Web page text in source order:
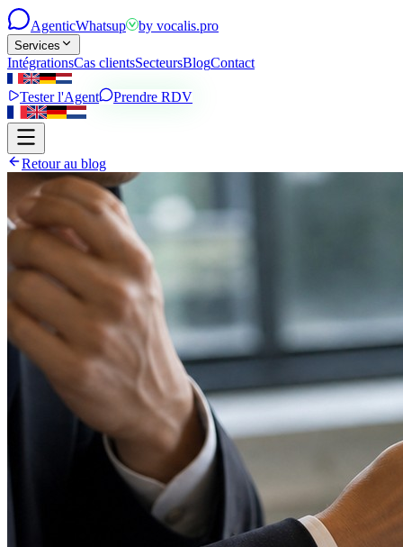
AgenticWhatsup by vocalis.pro
Services
IntégrationsCas clientsSecteursBlogContact
Tester l'Agent Prendre RDV
Retour au blog